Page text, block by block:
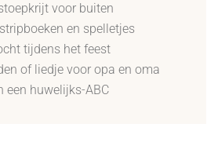
voor buiten
en spelletjes
tijdens het feest
of liedje voor opa en oma
een huwelijks-ABC